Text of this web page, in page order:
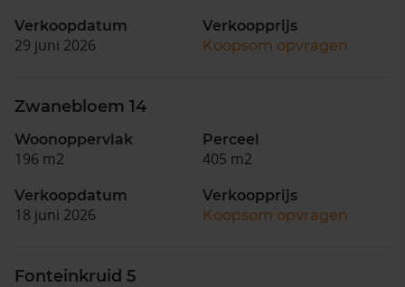
Verkoopdatum
29 juni 2026
Verkoopprijs
Koopsom opvragen
Zwanebloem 14
Woonoppervlak
196 m2
Perceel
405 m2
Verkoopdatum
18 juni 2026
Verkoopprijs
Koopsom opvragen
Fonteinkruid 5